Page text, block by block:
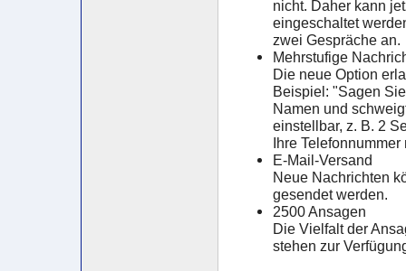
nicht. Daher kann
eingeschaltet
zwei Gespräche an.
Mehrstufige
Die neue Option
Beispiel: "Sagen
Namen und
einstellbar, z. B. 2
Ihre
E-Mail-Versand
Neue Nachrichten
gesendet werden.
2500 Ansagen
Die Vielfalt der
stehen zur